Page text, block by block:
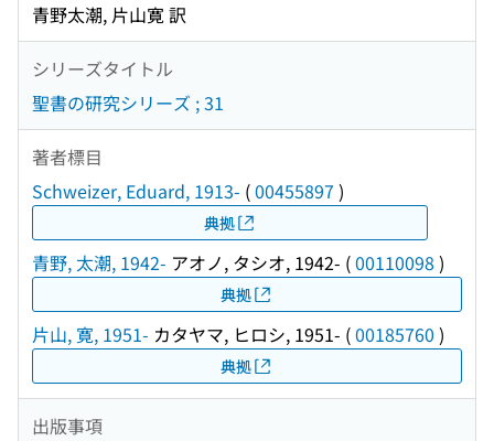
青野太潮, 片山寛 訳
シリーズタイトル
聖書の研究シリーズ ; 31
著者標目
Schweizer, Eduard, 1913- (00455897 )
典拠
青野, 太潮, 1942- アオノ, タシオ, 1942- (00110098 )
典拠
片山, 寛, 1951- カタヤマ, ヒロシ, 1951- (00185760 )
典拠
出版事項